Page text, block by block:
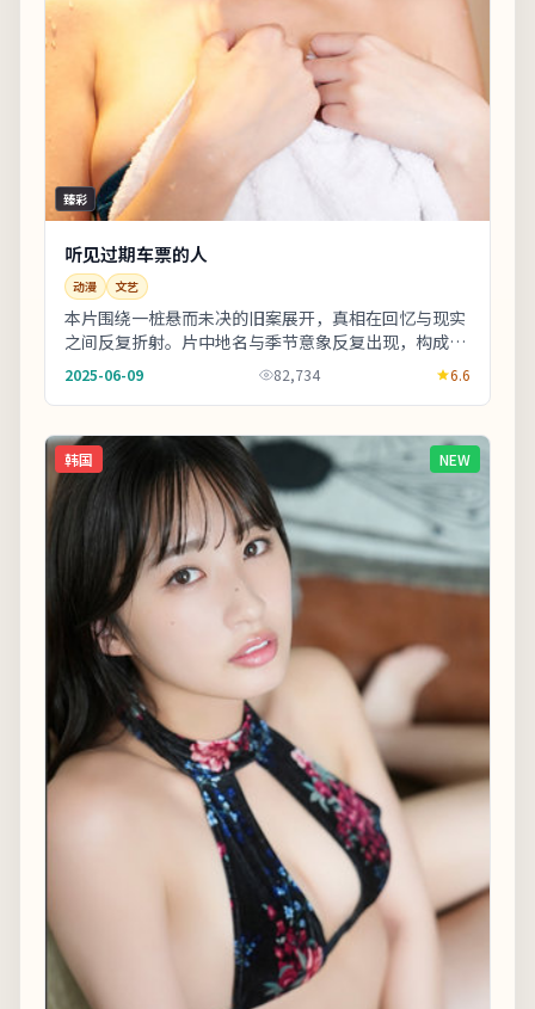
臻彩
听见过期车票的人
动漫 文艺
本片围绕一桩悬而未决的旧案展开，真相在回忆与现实
之间反复折射。片中地名与季节意象反复出现，构成理
解人物动机的重要线索。友情提示：部分镜头闪烁较
2025-06-09 82,734 6.6
韩国 NEW